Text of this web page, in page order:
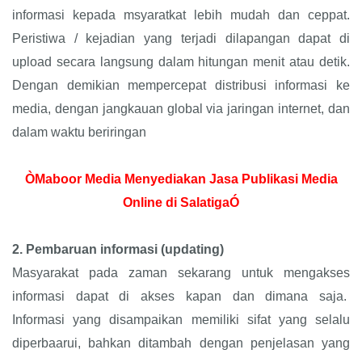
informasi kepada msyaratkat lebih mudah dan ceppat.
Peristiwa / kejadian yang terjadi dilapangan dapat di
upload secara langsung dalam hitungan menit atau detik.
Dengan demikian mempercepat distribusi informasi ke
media, dengan jangkauan global via jaringan internet, dan
dalam waktu beriringan
ÒMaboor Media Menyediakan Jasa Publikasi Media
Online di SalatigaÓ
2. Pembaruan informasi (updating)
Masyarakat pada zaman sekarang untuk mengakses
informasi dapat di akses kapan dan dimana saja.
Informasi yang disampaikan memiliki sifat yang selalu
diperbaarui, bahkan ditambah dengan penjelasan yang